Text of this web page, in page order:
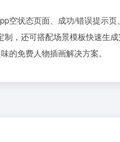
状态页面、成功/错误提示页、
制，还可搭配场景模板快速生
的免费人物插画解决方案。
哔哩哔哩
聪明猫在一起久了也会有
《原神》奥黛塔角色PV——